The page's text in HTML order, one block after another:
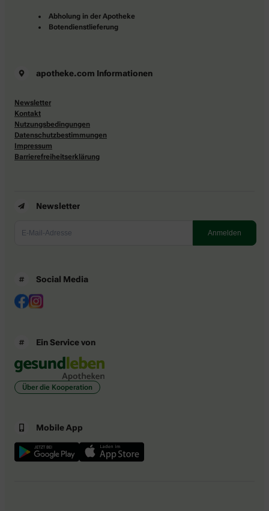
Abholung in der Apotheke
Botendienstlieferung
apotheke.com Informationen
Newsletter
Kontakt
Nutzungsbedingungen
Datenschutzbestimmungen
Impressum
Barrierefreiheitserklärung
Newsletter
Social Media
Ein Service von
Über die Kooperation
Mobile App